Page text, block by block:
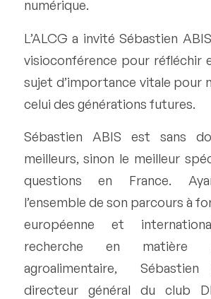
numérique.
L’ALCG a invité Sébastien
visioconférence pour réfléchir
sujet d’importance vitale pour
celui des générations futures.
Sébastien ABIS est sans
meilleurs, sinon le meilleur
questions en France.
l’ensemble de son parcours à
européenne et
recherche en matière
agroalimentaire,
directeur général du club